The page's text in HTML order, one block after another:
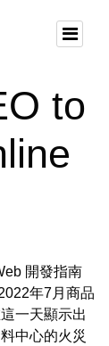
to
開發指南
年7月商品
一天顯示出
中心的火災